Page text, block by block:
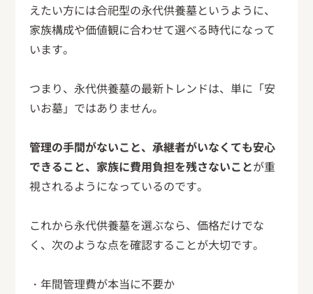
えたい方には合祀型の永代供養墓というように、
家族構成や価値観に合わせて選べる時代になって
います。
つまり、永代供養墓の最新トレンドは、単に「安
いお墓」ではありません。
管理の手間がないこと、承継者がいなくても安心
できること、家族に費用負担を残さないことが重
視されるようになっているのです。
これから永代供養墓を選ぶなら、価格だけでな
く、次のような点を確認することが大切です。
・年間管理費が本当に不要か